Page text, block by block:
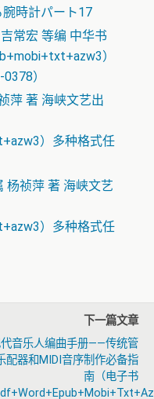
時計パート17
常宏 等编 中华书
）
）
萍 著 海峡文艺出
）多种格式任
杨祯萍 著 海峡文艺
）多种格式任
下一篇文章
音乐人编曲手册——传统管
配器和MIDI音序制作必备指
南（电子书